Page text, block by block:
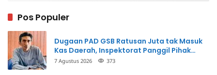
Pos Populer
Dugaan PAD GSB Ratusan Juta tak Masuk
Kas Daerah, Inspektorat Panggil Pihak
Terkait
7 Agustus 2026 373